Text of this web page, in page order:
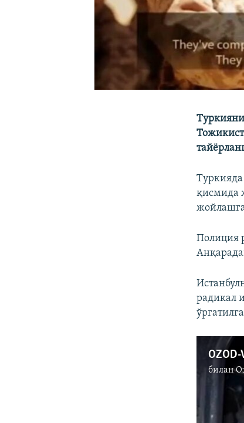
қисмида
Полиция
радикал
билан